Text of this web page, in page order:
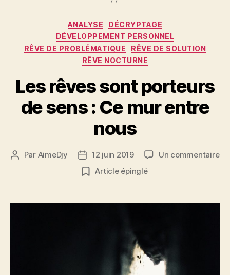
Catégories
ANALYSE
DÉCRYPTAGE
DÉVELOPPEMENT PERSONNEL
RÊVE DE PROBLÉMATIQUE
RÊVE DE SOLUTION
RÊVE NOCTURNE
Les rêves sont porteurs
de sens : Ce mur entre
nous
Auteur
Par AimeDjy
Date
de
l’article
12 juin 2019 Un commentairesur
Article épinglé